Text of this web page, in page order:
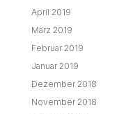
April 2019
März 2019
Februar 2019
Januar 2019
Dezember 2018
November 2018